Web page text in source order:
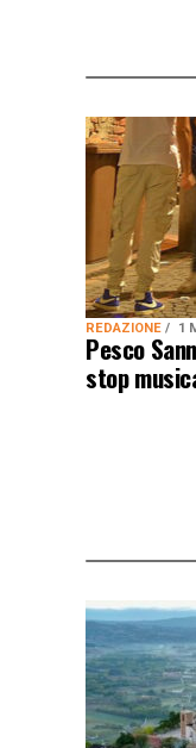
REDAZIONE 1
Pesco
stop